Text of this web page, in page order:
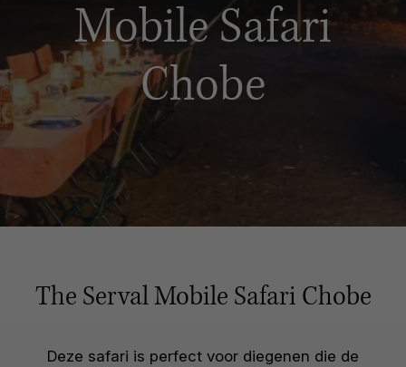
Mobile Safari
Chobe
The Serval Mobile Safari Chobe
Deze safari is perfect voor diegenen die de